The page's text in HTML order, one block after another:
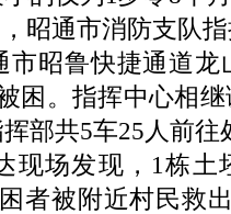
昭通市消防支队
市昭鲁快捷通道龙
困。指挥中心相
部共5车25人前往
现场发现，1栋土
者被附近村民救